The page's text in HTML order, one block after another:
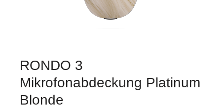
RONDO 3
Mikrofonabdeckung Platinum
Blonde